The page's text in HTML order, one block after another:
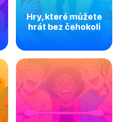
Hry, které můžete
hrát bez čehokoli